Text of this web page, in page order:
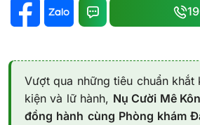
Vượt qua những tiêu chuẩn
kiện và lữ hành, Nụ Cười Mê
đồng hành cùng Phòng khám